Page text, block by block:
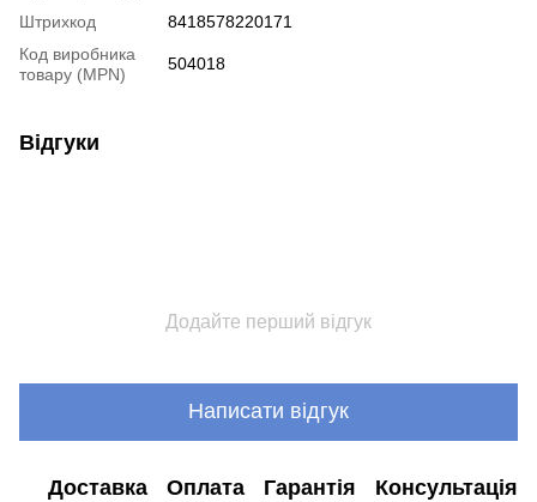
Штрихкод
8418578220171
Код виробника
товару (MPN)
504018
Відгуки
Додайте перший відгук
Написати відгук
Доставка Оплата Гарантія Консультація